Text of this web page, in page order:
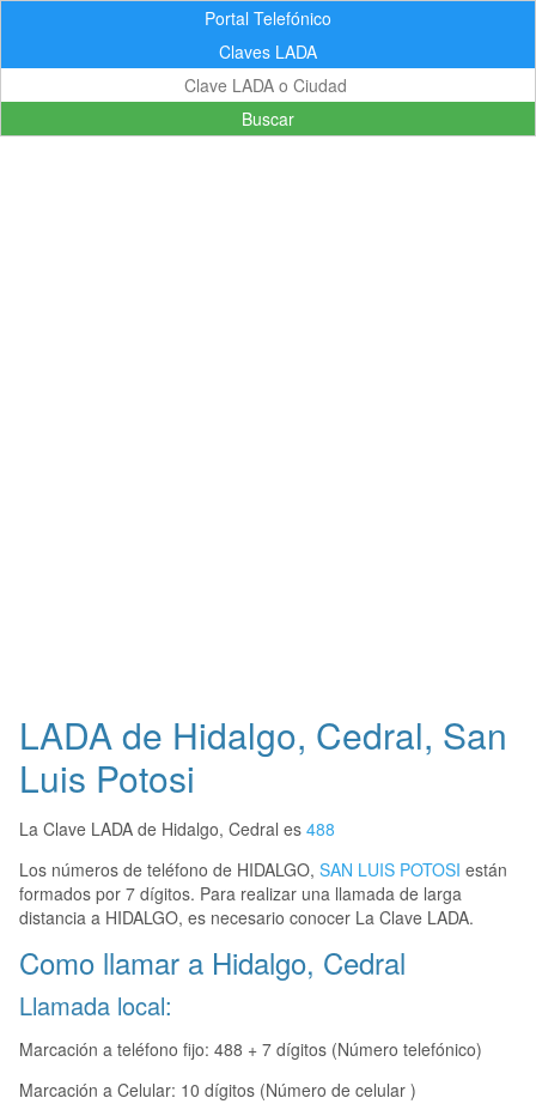
Portal Telefónico
Claves LADA
Buscar
LADA de Hidalgo, Cedral, San
Luis Potosi
La Clave LADA de Hidalgo, Cedral es 488
Los números de teléfono de HIDALGO, SAN LUIS POTOSI están
formados por 7 dígitos. Para realizar una llamada de larga
distancia a HIDALGO, es necesario conocer La Clave LADA.
Como llamar a Hidalgo, Cedral
Llamada local:
Marcación a teléfono fijo: 488 + 7 dígitos (Número telefónico)
Marcación a Celular: 10 dígitos (Número de celular )